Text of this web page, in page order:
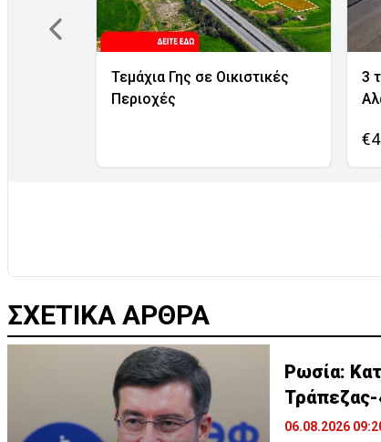
Τεμάχια Γης σε Οικιστικές
Περιοχές
3
ΣΧΕΤΙΚΑ ΑΡΘΡΑ
Ρωσία:
06.08.2026